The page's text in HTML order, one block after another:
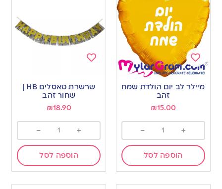
Add
to
מיילר לב יום הולדת שמח
זהב
₪15.00
+
-
הוספה לסל
to
wishlist
שרשרת טאסלים HB |
שחור זהב
₪18.90
+
-
הוספה לסל